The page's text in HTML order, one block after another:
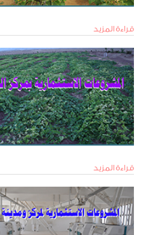
قراءة المزيد
قراءة المزيد